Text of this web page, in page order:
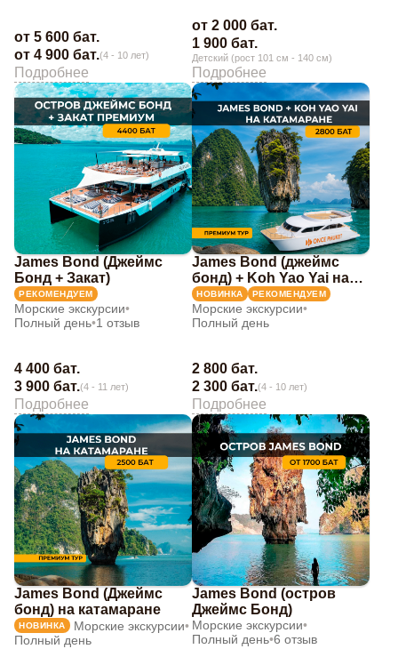
от 5 600 бат.
от 4 900 бат.(4 - 10 лет)
Подробнее
от 2 000 бат.
1 900 бат.
Детский (рост 101 см - 140 см)
Подробнее
James Bond (Джеймс
Бонд + Закат)
РЕКОМЕНДУЕМ
Морские экскурсии•
Полный день•1 отзыв
4 400 бат.
3 900 бат.(4 - 11 лет)
Подробнее
James Bond (джеймс
бонд) + Koh Yao Yai на
катамаране
НОВИНКА РЕКОМЕНДУЕМ
Морские экскурсии•
Полный день
2 800 бат.
2 300 бат.(4 - 10 лет)
Подробнее
James Bond (Джеймс
бонд) на катамаране
НОВИНКА Морские экскурсии•
Полный день
James Bond (остров
Джеймс Бонд)
Морские экскурсии•
Полный день•6 отзыв